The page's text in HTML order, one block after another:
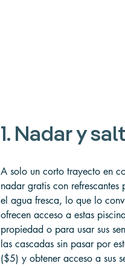
1. Nadar y
A solo un corto trayecto en
nadar gratis con refrescantes
el agua fresca, lo que lo
ofrecen acceso a estas
propiedad o para usar sus
las cascadas sin pasar por
($5) y obtener acceso a sus